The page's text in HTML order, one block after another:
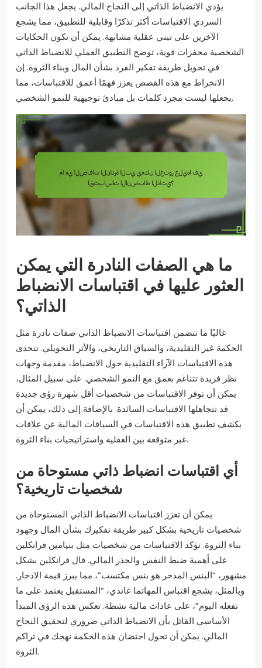
يؤدي الانضباط الذاتي إلى النجاح المالي. يجعل هذا الجانب
السردي الاقتباسات أكثر تذكرًا وقابلية للتطبيق، مما يشجع
الآخرين على تبني عقلية مشابهة. يمكن أن تكون الحكايات
الشخصية محفزات قوية، توضح التطبيق العملي للانضباط الذاتي
في تحويل طريقة تفكير الفرد بشأن المال وبناء الثروة. إن
الانخراط مع هذه القصص يعزز فهمًا أعمق للاقتباسات، مما
يجعلها ليست مجرد كلمات بل مبادئ توجيهية للنمو الشخصي.
ما هي الصفات النادرة التي يمكن
العثور عليها في اقتباسات الانضباط
الذاتي؟
غالبًا ما تتضمن اقتباسات الانضباط الذاتي صفات نادرة مثل
الحكمة غير التقليدية، والسياق التاريخي، والأثر التحويلي. تتحدى
هذه الاقتباسات الآراء التقليدية حول الانضباط، مقدمة وجهات
نظر فريدة تتناغم بعمق مع النمو الشخصي. على سبيل المثال،
يمكن أن توفر الاقتباسات من شخصيات أقل شهرة رؤى جديدة
قد تتجاهلها الاقتباسات السائدة. بالإضافة إلى ذلك، يمكن أن
يكشف تطبيق هذه الاقتباسات في السياقات المالية عن علاقات
غير متوقعة بين العقلية واستراتيجيات بناء الثروة.
أي اقتباسات انضباط ذاتي مستوحاة من
شخصيات تاريخية؟
يمكن أن تعزز اقتباسات الانضباط الذاتي المستوحاة من
شخصيات تاريخية بشكل كبير طريقة تفكيرك بشأن المال وجهود
بناء الثروة. تؤكد الاقتباسات من شخصيات مثل بنيامين فرانكلين
على أهمية ضبط النفس والحذر المالي. قال فرانكلين بشكل
مشهور، “البنس المدخر هو بنس مكتسب”، مما يبرز قيمة الادخار.
وبالمثل، يشجع اقتباس المهاتما غاندي، “المستقبل يعتمد على ما
تفعله اليوم”، على عادات مالية نشطة. تعكس هذه الرؤى المبدأ
الأساسي القائل بأن الانضباط الذاتي ضروري لتحقيق النجاح
المالي. يمكن أن تحول احتضان هذه الحكمة نهجك في تراكم
الثروة.